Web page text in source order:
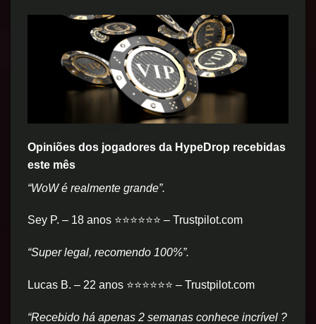
Opiniões dos jogadores da HypeDrop recebidas
este mês
“WoW é realmente grande”.
Sey P. – 18 anos ⭐⭐⭐⭐⭐⭐ – Trustpilot.com
“Super legal, recomendo 100%”.
Lucas B. – 22 anos ⭐⭐⭐⭐⭐⭐ – Trustpilot.com
“Recebido há apenas 2 semanas conhece incrível ?